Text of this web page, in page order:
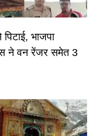
भाजपा
ने वन रेंजर समेत 3